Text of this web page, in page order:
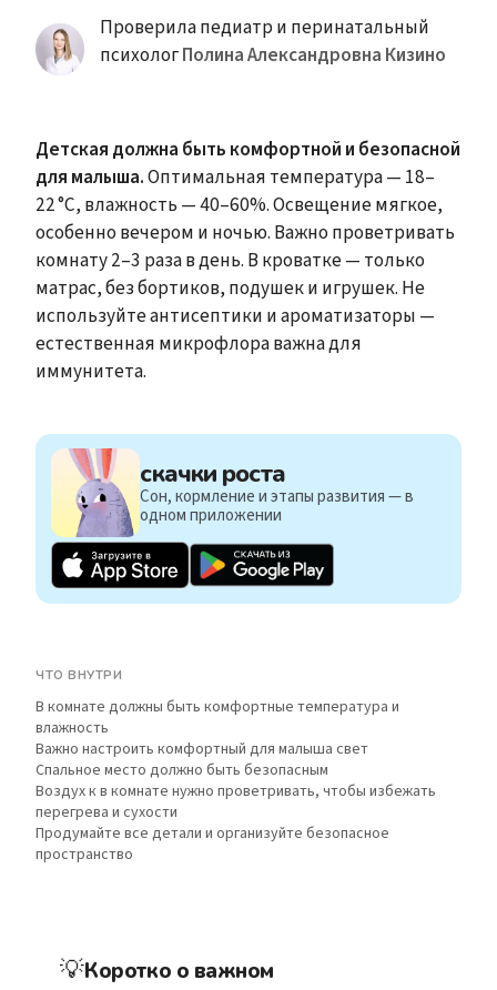
Проверила педиатр и перинатальный
психологПолина Александровна Кизино
Детская должна быть комфортной и безопасной
для малыша.Оптимальная температура — 18–
22 °C, влажность — 40–60%. Освещение мягкое,
особенно вечером и ночью. Важно проветривать
комнату 2–3 раза в день. В кроватке — только
матрас, без бортиков, подушек и игрушек. Не
используйте антисептики и ароматизаторы —
естественная микрофлора важна для
иммунитета.
скачки роста
Сон, кормление и этапы развития — в
одном приложении
ЧТО ВНУТРИ
В комнате должны быть комфортные температура и
влажность
Важно настроить комфортный для малыша свет
Спальное место должно быть безопасным
Воздух к в комнате нужно проветривать, чтобы избежать
перегрева и сухости
Продумайте все детали и организуйте безопасное
пространство
💡Коротко о важном